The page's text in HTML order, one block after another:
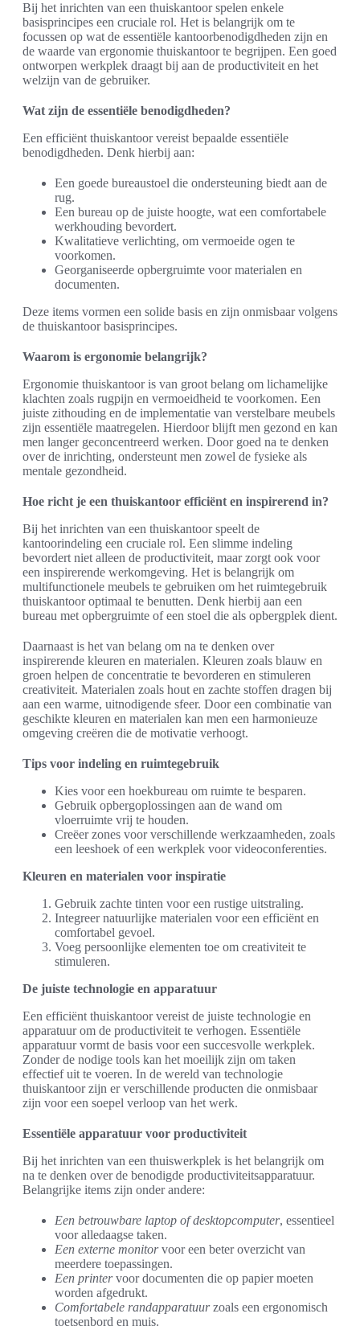
Bij het inrichten van een thuiskantoor spelen enkele
basisprincipes een cruciale rol. Het is belangrijk om te
focussen op wat de essentiële kantoorbenodigdheden zijn en
de waarde van ergonomie thuiskantoor te begrijpen. Een goed
ontworpen werkplek draagt bij aan de productiviteit en het
welzijn van de gebruiker.
Wat zijn de essentiële benodigdheden?
Een efficiënt thuiskantoor vereist bepaalde essentiële
benodigdheden. Denk hierbij aan:
Een goede bureaustoel die ondersteuning biedt aan de
rug.
Een bureau op de juiste hoogte, wat een comfortabele
werkhouding bevordert.
Kwalitatieve verlichting, om vermoeide ogen te
voorkomen.
Georganiseerde opbergruimte voor materialen en
documenten.
Deze items vormen een solide basis en zijn onmisbaar volgens
de thuiskantoor basisprincipes.
Waarom is ergonomie belangrijk?
Ergonomie thuiskantoor is van groot belang om lichamelijke
klachten zoals rugpijn en vermoeidheid te voorkomen. Een
juiste zithouding en de implementatie van verstelbare meubels
zijn essentiële maatregelen. Hierdoor blijft men gezond en kan
men langer geconcentreerd werken. Door goed na te denken
over de inrichting, ondersteunt men zowel de fysieke als
mentale gezondheid.
Hoe richt je een thuiskantoor efficiënt en inspirerend in?
Bij het inrichten van een thuiskantoor speelt de
kantoorindeling een cruciale rol. Een slimme indeling
bevordert niet alleen de productiviteit, maar zorgt ook voor
een inspirerende werkomgeving. Het is belangrijk om
multifunctionele meubels te gebruiken om het ruimtegebruik
thuiskantoor optimaal te benutten. Denk hierbij aan een
bureau met opbergruimte of een stoel die als opbergplek dient.
Daarnaast is het van belang om na te denken over
inspirerende kleuren en materialen. Kleuren zoals blauw en
groen helpen de concentratie te bevorderen en stimuleren
creativiteit. Materialen zoals hout en zachte stoffen dragen bij
aan een warme, uitnodigende sfeer. Door een combinatie van
geschikte kleuren en materialen kan men een harmonieuze
omgeving creëren die de motivatie verhoogt.
Tips voor indeling en ruimtegebruik
Kies voor een hoekbureau om ruimte te besparen.
Gebruik opbergoplossingen aan de wand om
vloerruimte vrij te houden.
Creëer zones voor verschillende werkzaamheden, zoals
een leeshoek of een werkplek voor videoconferenties.
Kleuren en materialen voor inspiratie
Gebruik zachte tinten voor een rustige uitstraling.
Integreer natuurlijke materialen voor een efficiënt en
comfortabel gevoel.
Voeg persoonlijke elementen toe om creativiteit te
stimuleren.
De juiste technologie en apparatuur
Een efficiënt thuiskantoor vereist de juiste technologie en
apparatuur om de productiviteit te verhogen. Essentiële
apparatuur vormt de basis voor een succesvolle werkplek.
Zonder de nodige tools kan het moeilijk zijn om taken
effectief uit te voeren. In de wereld van technologie
thuiskantoor zijn er verschillende producten die onmisbaar
zijn voor een soepel verloop van het werk.
Essentiële apparatuur voor productiviteit
Bij het inrichten van een thuiswerkplek is het belangrijk om
na te denken over de benodigde productiviteitsapparatuur.
Belangrijke items zijn onder andere:
Een betrouwbare laptop of desktopcomputer, essentieel
voor alledaagse taken.
Een externe monitorvoor een beter overzicht van
meerdere toepassingen.
Een printervoor documenten die op papier moeten
worden afgedrukt.
Comfortabele randapparatuurzoals een ergonomisch
toetsenbord en muis.